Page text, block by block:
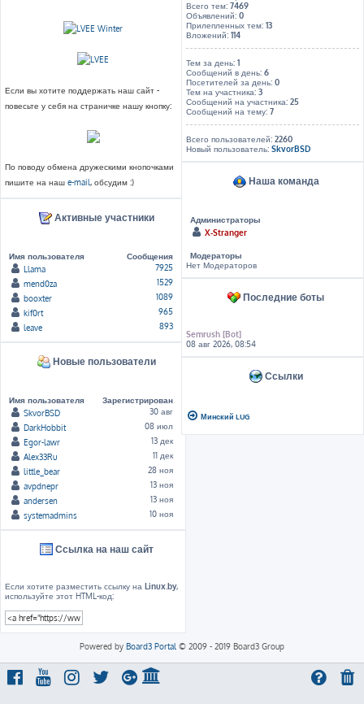
Если вы хотите поддержать наш сайт -
повесьте у себя на страничке нашу кнопку:
По поводу обмена дружескими кнопочками
пишите на наш e-mail, обсудим :)
Активные участники
Имя пользователя
Сообщения
Llama
7925
mend0za
1529
booxter
1089
kif0rt
965
leave
893
Новые пользователи
Имя пользователя
Зарегистрирован
SkvorBSD
30 авг
DarkHobbit
08 июл
Egor-lawr
13 дек
Alex33Ru
11 дек
little_bear
28 ноя
avpdnepr
13 ноя
andersen
13 ноя
systemadmins
10 ноя
Ссылка на наш сайт
Если хотите разместить ссылку на Linux.by,
используйте этот HTML-код:
Всего тем:7469
Объявлений:0
Прилепленных тем:13
Вложений:114
Тем за день:1
Сообщений в день:6
Посетителей за день:0
Тем на участника:3
Сообщений на участника:25
Сообщений на тему:7
Всего пользователей:2260
Новый пользователь:SkvorBSD
Наша команда
Администраторы
X-Stranger
Модераторы
Нет Модераторов
Последние боты
Semrush [Bot]
08 авг 2026, 08:54
Ссылки
Минский LUG
Powered by Board3 Portal © 2009 - 2019 Board3 Group